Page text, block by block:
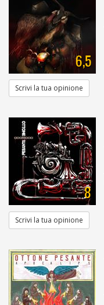
6,5
Scrivi la tua opinione
8
Scrivi la tua opinione